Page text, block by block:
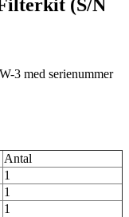
(S/N
3 med serienummer
Antal
1
1
1